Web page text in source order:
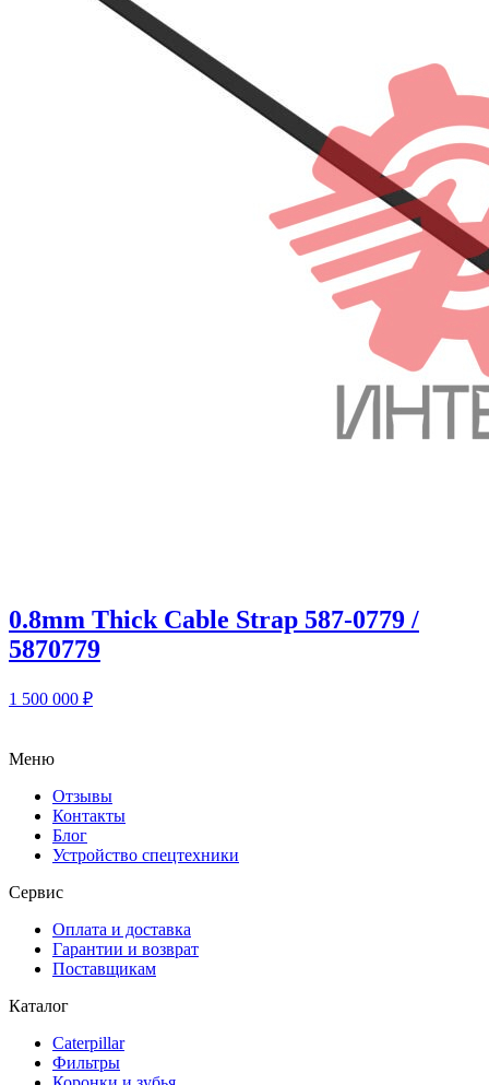
0.8mm Thick Cable Strap 587-0779 /
5870779
1 500 000 ₽
Меню
Отзывы
Контакты
Блог
Устройство спецтехники
Сервис
Оплата и доставка
Гарантии и возврат
Поставщикам
Каталог
Caterpillar
Фильтры